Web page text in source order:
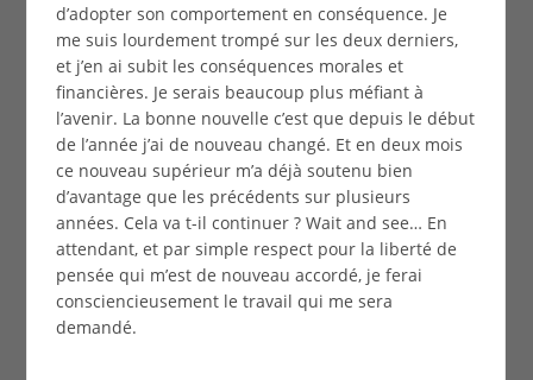
d’adopter son comportement en conséquence. Je
me suis lourdement trompé sur les deux derniers,
et j’en ai subit les conséquences morales et
financières. Je serais beaucoup plus méfiant à
l’avenir. La bonne nouvelle c’est que depuis le début
de l’année j’ai de nouveau changé. Et en deux mois
ce nouveau supérieur m’a déjà soutenu bien
d’avantage que les précédents sur plusieurs
années. Cela va t-il continuer ? Wait and see… En
attendant, et par simple respect pour la liberté de
pensée qui m’est de nouveau accordé, je ferai
consciencieusement le travail qui me sera
demandé.